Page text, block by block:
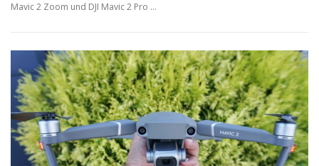
Mavic 2 Zoom und DJI Mavic 2 Pro …